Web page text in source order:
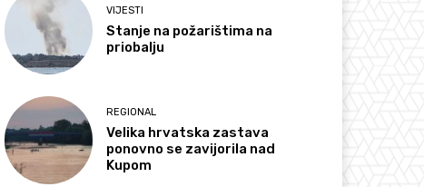
VIJESTI
Stanje na požarištima na
priobalju
REGIONAL
Velika hrvatska zastava
ponovno se zavijorila nad
Kupom